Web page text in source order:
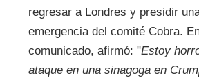
regresar a Londres y presidir
emergencia del comité Cobra.
comunicado, afirmó: "Estoy
ataque en una sinagoga en